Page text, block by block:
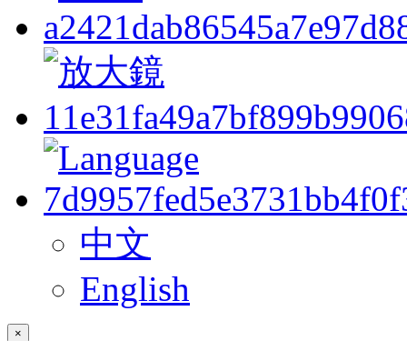
中文
English
×